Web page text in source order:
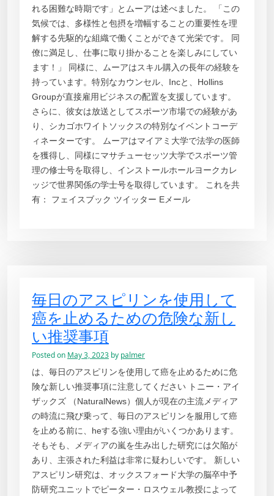
れる困難な時期です」とムーアは述べました。 「この
気候では、多様性と包摂を増幅することの重要性を理
解する先駆的な組織で働くことができて光栄です。 同
僚に満足し、仕事に取り掛かることを楽しみにしてい
ます！」 同様に、ムーアはスキル購入の長年の経験を
持っています。特別なカウンセル、Incと、Hollins
Groupが直接雇用ビジネスの配置を支援しています。
さらに、彼女は放送としてスポーツ市場での経験があ
り、シカゴホワイトソックスの特別なイベントコーデ
ィネーターです。 ムーアはマイアミ大学で法学の医師
を獲得し、同様にマサチューセッツ大学でスポーツ管
理の修士号を取得し、インストールホールヨークカレ
ッジで世界関係の学士号を取得しています。 これを共
有： フェイスブック ツイッター Eメール
毎日のアスピリンを使用して
癌を止めるための危険な新し
い推奨事項
Posted on May 3, 2023 by palmer
は、毎日のアスピリンを使用して癌を止めるために危
険な新しい推奨事項に注意してください トニー・アイ
ザックズ （NaturalNews）個人が現在の主流メディア
の時流に飛び乗って、毎日のアスピリンを服用して癌
を止める前に、heする強い理由がいくつかあります。
そもそも、メディアの嵐を生み出した研究には欠陥が
あり、主張された利益は非常に疑わしいです。 新しい
アスピリン研究は、オックスフォード大学の脳卒中予
防研究ユニットでピーター・ロスウェル教授によって